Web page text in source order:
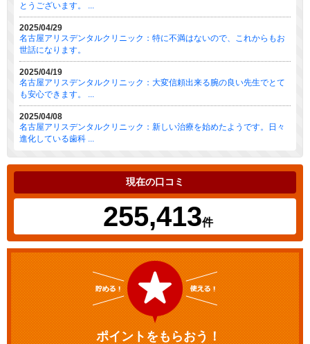
とうございます。 ...
2025/04/29
名古屋アリスデンタルクリニック：特に不満はないので、これからもお
世話になります。
2025/04/19
名古屋アリスデンタルクリニック：大変信頼出来る腕の良い先生でとて
も安心できます。 ...
2025/04/08
名古屋アリスデンタルクリニック：新しい治療を始めたようです。日々
進化している歯科 ...
現在の口コミ
255,413件
ポイントをもらおう！